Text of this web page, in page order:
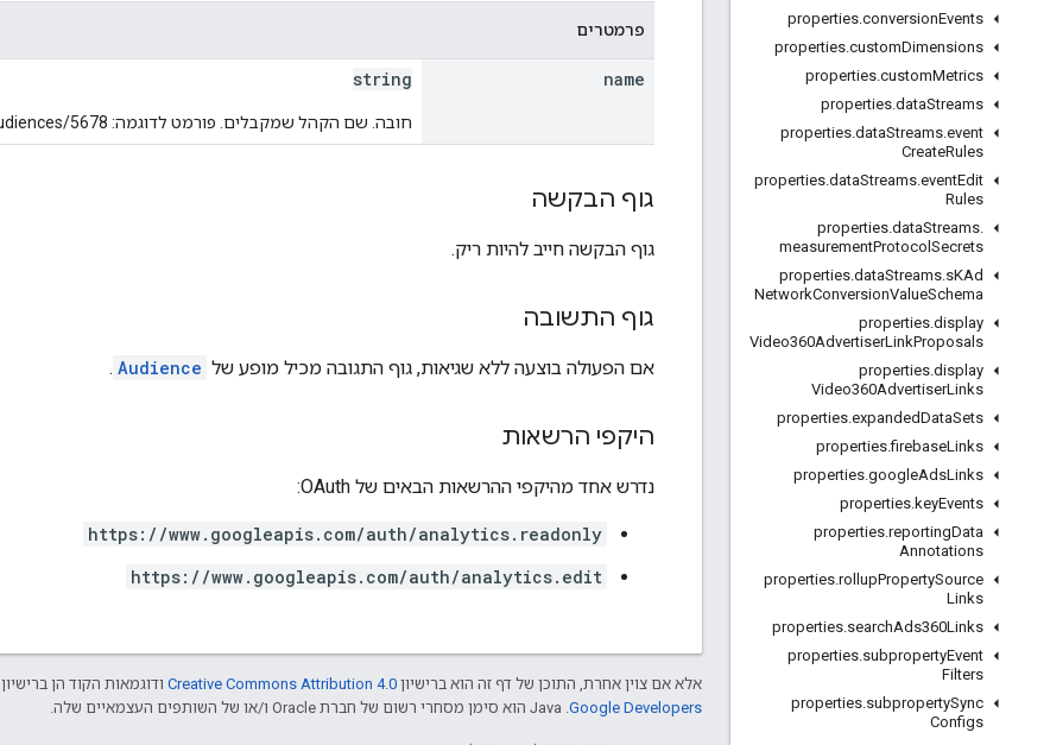
properties.conversionEvents
properties.customDimensions
properties.customMetrics
properties.dataStreams
properties.dataStreams.event
CreateRules
properties.dataStreams.eventEdit
Rules
properties.dataStreams.
measurementProtocol Secrets
properties.dataStreams.sKAd
NetworkConversionValueSchema
properties.display
Video360AdvertiserLinkProposals
properties.display
Video360AdvertiserLinks
properties.expandedDataSets
properties.firebaseLinks
properties.googleAdsLinks
properties.keyEvents
properties.reportingData
Annotations
properties.rollupPropertySource
Links
properties.searchAds360Links
properties.subpropertyEvent
Filters
properties.subpropertySync
Configs
פרמטרים
name
string
חובה. שם הקהל שמקבלים. פורמט לדוגמה: properties/1234/audiences/5678
גוף הבקשה
גוף הבקשה חייב להיות ריק.
גוף התשובה
אם הפעולה בוצעה ללא שגיאות, גוף התגובה מכיל מופע של Audience
.
היקפי הרשאות
נדרש אחד מהיקפי ההרשאות הבאים של OAuth:
https://www.googleapis.com/auth/analytics.readonly
https://www.googleapis.com/auth/analytics.edit
אלא אם צוין אחרת, התוכן של דף זה הוא ברישיון Creative Commons Attribution 4.0 ודוגמאות הקוד הן ברישיון
Google Developers‏